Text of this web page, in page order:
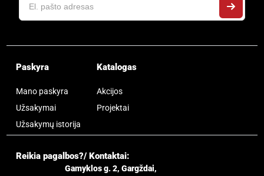
Paskyra
Mano paskyra
Užsakymai
Užsakymų istorija
Katalogas
Akcijos
Projektai
Reikia pagalbos?/ Kontaktai:
Gamyklos g. 2, Gargždai,